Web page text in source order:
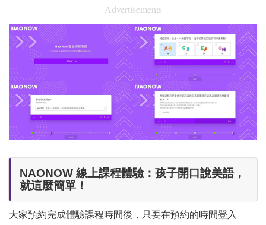
Advertisements
NAONOW 線上課程體驗：孩子開口說美語，
就這麼簡單！
大家預約完成體驗課程時間後，只要在預約的時間登入